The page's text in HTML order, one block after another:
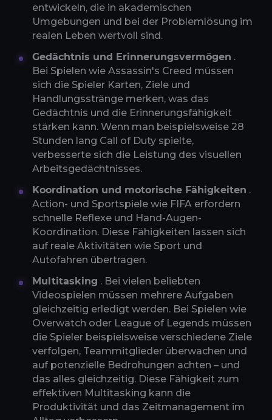
entwickeln, die in akademischen
Umgebungen und bei der Problemlösung im
realen Leben wertvoll sind.
Gedächtnis und Erinnerungsvermögen .
Bei Spielen wie Assassin's Creed müssen
sich die Spieler Karten, Ziele und
Handlungsstränge merken, was das
Gedächtnis und die Erinnerungsfähigkeit
stärken kann. Wenn man beispielsweise 28
Stunden lang Call of Duty spielte,
verbesserte sich die Leistung des visuellen
Arbeitsgedächtnisses.
Koordination und motorische Fähigkeiten .
Action- und Sportspiele wie FIFA erfordern
schnelle Reflexe und Hand-Augen-
Koordination. Diese Fähigkeiten lassen sich
auf reale Aktivitäten wie Sport und
Autofahren übertragen.
Multitasking . Bei vielen beliebten
Videospielen müssen mehrere Aufgaben
gleichzeitig erledigt werden. Bei Spielen wie
Overwatch oder League of Legends müssen
die Spieler beispielsweise verschiedene Ziele
verfolgen, Teammitglieder überwachen und
auf potenzielle Bedrohungen achten – und
das alles gleichzeitig. Diese Fähigkeit zum
effektiven Multitasking kann die
Produktivität und das Zeitmanagement im